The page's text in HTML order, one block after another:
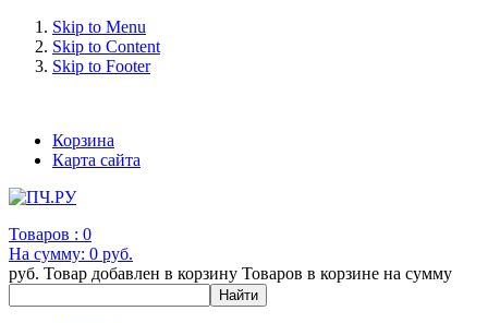
Skip to Menu
Skip to Content
Skip to Footer
Корзина
Карта сайта
Товаров : 0
На сумму: 0 руб.
руб. Товар добавлен в корзину Товаров в корзине на сумму